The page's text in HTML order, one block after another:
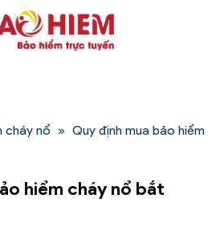
cháy nổ » Quy định mua bảo hiểm
hiểm cháy nổ bắt